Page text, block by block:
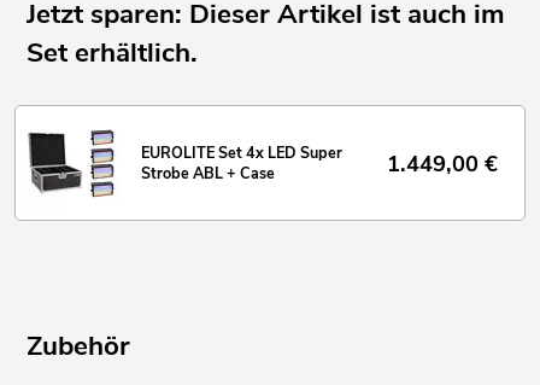
Jetzt sparen: Dieser Artikel ist auch im
Set erhältlich.
EUROLITE Set 4x LED Super
Strobe ABL + Case
1.449,00 €
Zubehör